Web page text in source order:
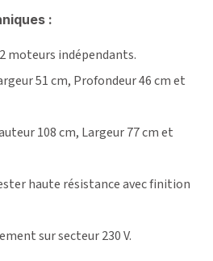
:
moteurs indépendants.
51 cm, Profondeur 46 cm et
108 cm, Largeur 77 cm et
haute résistance avec finition
sur secteur 230 V.